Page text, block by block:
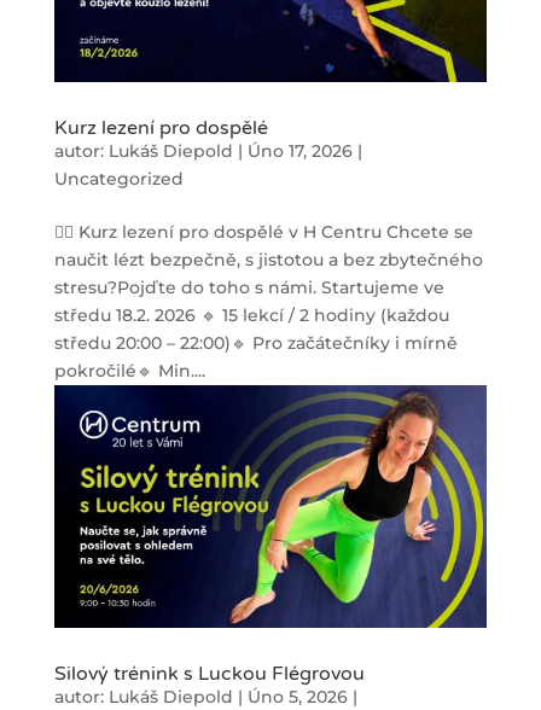
Kurz lezení pro dospělé
autor: Lukáš Diepold | Úno 17, 2026|
Uncategorized
🧗‍♂️ Kurz lezení pro dospělé v H Centru Chcete se
naučit lézt bezpečně, s jistotou a bez zbytečného
stresu?Pojďte do toho s námi. Startujeme ve
středu 18.2. 2026 🔹 15 lekcí / 2 hodiny (každou
středu 20:00 – 22:00)🔹 Pro začátečníky i mírně
pokročilé🔹 Min....
Silový trénink s Luckou Flégrovou
autor: Lukáš Diepold | Úno 5, 2026|